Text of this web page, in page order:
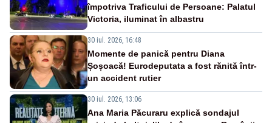
împotriva Traficului de Persoane: Palatul
Victoria, iluminat în albastru
30 iul. 2026, 16:48
Momente de panică pentru Diana
Șoșoacă! Eurodeputata a fost rănită într-
un accident rutier
30 iul. 2026, 13:06
Ana Maria Păcuraru explică sondajul